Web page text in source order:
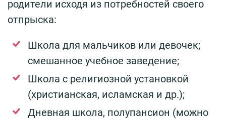
родители исходя из потребностей своего
отпрыска:
Школа для мальчиков или девочек;
смешанное учебное заведение;
Школа с религиозной установкой
(христианская, исламская и др.);
Дневная школа, полупансион (можно